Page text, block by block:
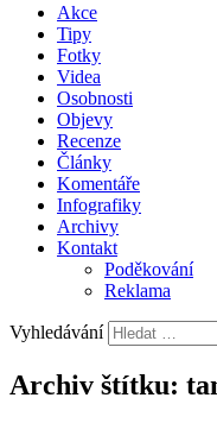
Akce
Tipy
Fotky
Videa
Osobnosti
Objevy
Recenze
Články
Komentáře
Infografiky
Archivy
Kontakt
Poděkování
Reklama
Vyhledávání
Archiv štítku: